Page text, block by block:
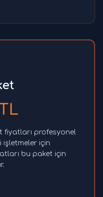
fiyatları profesyonel
için
bu paket için